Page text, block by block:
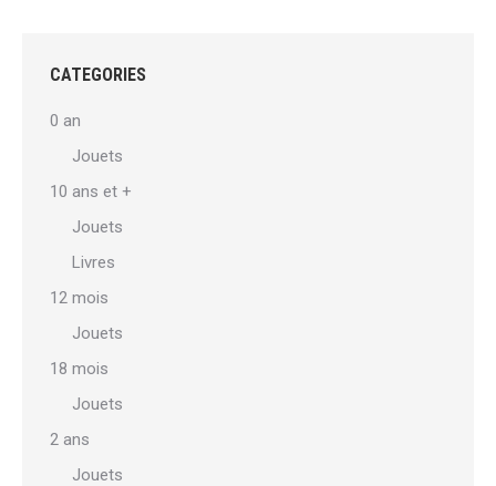
CATEGORIES
0 an
Jouets
10 ans et +
Jouets
Livres
12 mois
Jouets
18 mois
Jouets
2 ans
Jouets